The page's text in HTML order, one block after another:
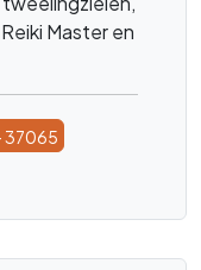
Master en
37065